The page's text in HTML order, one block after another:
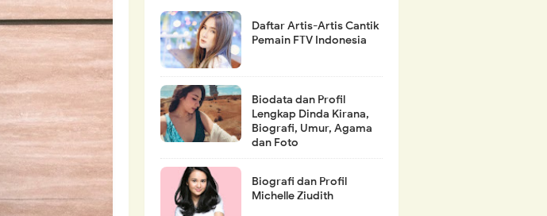
Daftar Artis-Artis Cantik
Pemain FTV Indonesia
Biodata dan Profil
Lengkap Dinda Kirana,
Biografi, Umur, Agama
dan Foto
Biografi dan Profil
Michelle Ziudith